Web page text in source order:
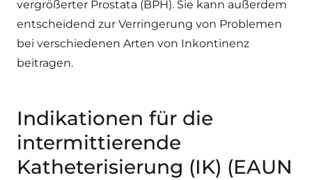
vergrößerter Prostata (BPH). Sie kann außerdem
entscheidend zur Verringerung von Problemen
bei verschiedenen Arten von Inkontinenz
beitragen.
Indikationen für die
intermittierende
Katheterisierung (IK) (EAUN